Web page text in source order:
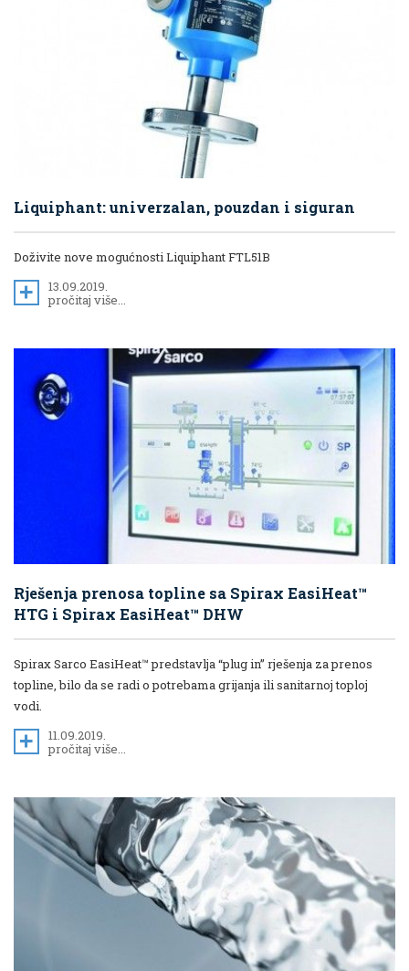
Liquiphant: univerzalan, pouzdan i siguran
Doživite nove mogućnosti Liquiphant FTL51B
13.09.2019.
pročitaj više...
Rješenja prenosa topline sa Spirax EasiHeat™
HTG i Spirax EasiHeat™ DHW
Spirax Sarco EasiHeat™ predstavlja “plug in” rješenja za prenos
topline, bilo da se radi o potrebama grijanja ili sanitarnoj toploj
vodi.
11.09.2019.
pročitaj više...